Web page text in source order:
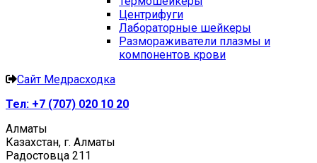
Центрифуги
Лабораторные шейкеры
Размораживатели плазмы и
компонентов крови
Сайт Медрасходка
Тел: +7 (707) 020 10 20
Алматы
Казахстан, г. Алматы
Радостовца 211